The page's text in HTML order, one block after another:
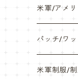
ネックレス
サンダル・
サバゲー装
米軍/アメ
海兵隊/
陸軍/
パッチ/ワ
米軍制服/